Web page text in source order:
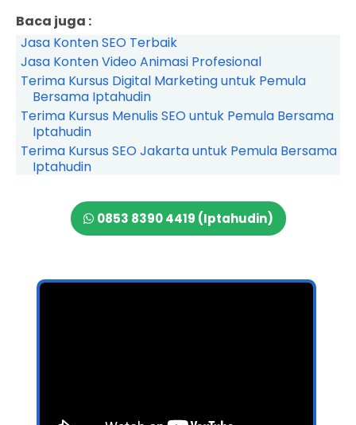
Baca juga :
Jasa Konten SEO Terbaik
Jasa Konten Video Animasi Profesional
Terima Kursus Digital Marketing untuk Pemula
Bersama Iptahudin
Terima Kursus Menulis SEO untuk Pemula Bersama
Iptahudin
Terima Kursus SEO Jakarta untuk Pemula Bersama
Iptahudin
0853 8390 4419 (Iptahudin)